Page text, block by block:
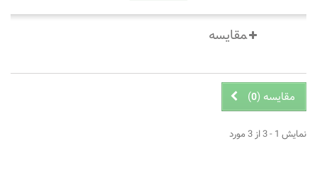
مقایسه (0
)
نمایش 1 - 3 از 3 مورد